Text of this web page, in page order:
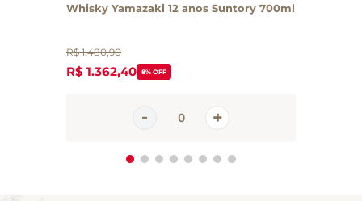
Whisky Yamazaki 12 anos Suntory 700ml
R$ 1.480,90
R$ 1.362,40 8% OFF